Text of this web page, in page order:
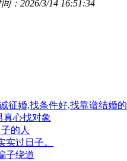
：2026/3/14 16:51:34
征婚,找条件好,找靠谱结婚的
真心找对象
的人
实过日子。
子绕道